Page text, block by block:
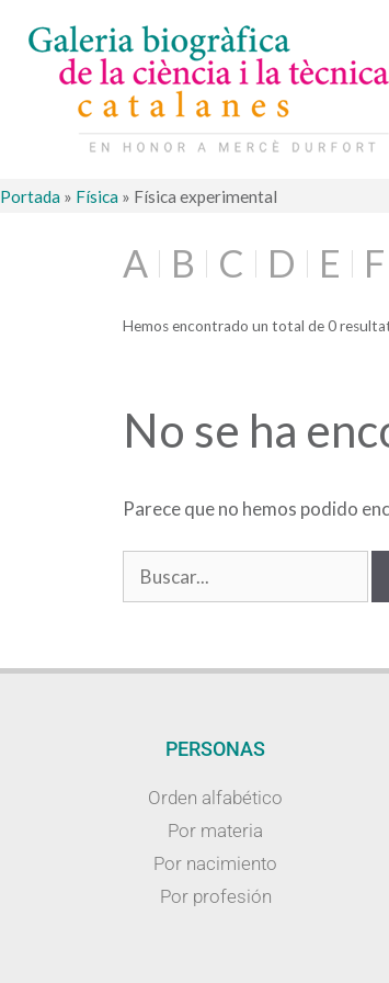
Portada » Física » Física experimental
A B C D E F
Hemos encontrado un total de 0
No se ha
Parece que no hemos podido
PERSONAS
Orden alfabético
Por materia
Por nacimiento
Por profesión